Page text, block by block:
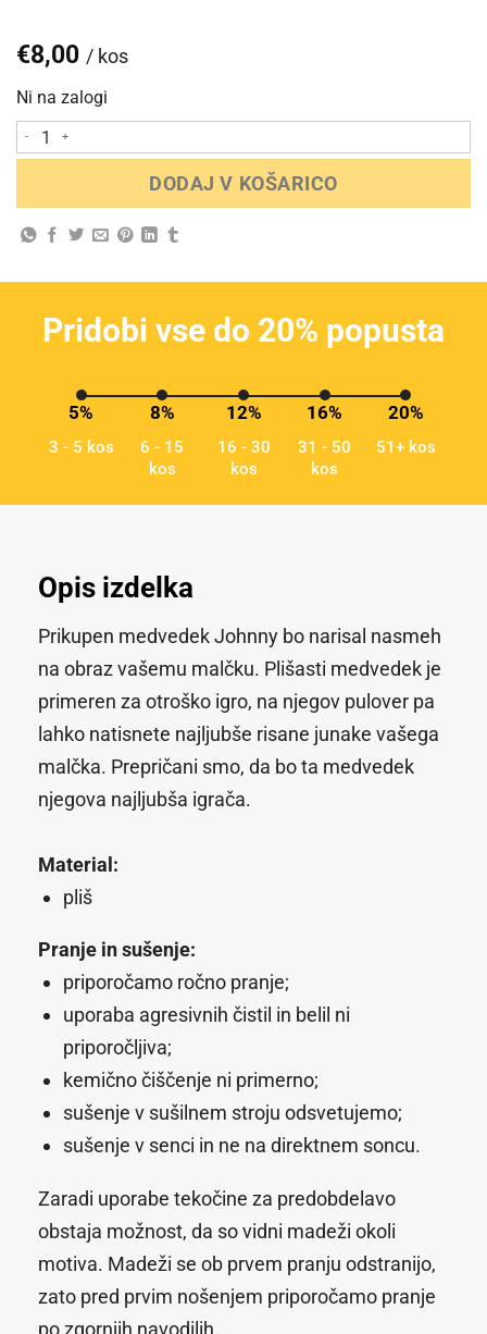
€8,00 / kos
Ni na zalogi
Medvedek Johnny količina
DODAJ V KOŠARICO
Pridobi vse do 20% popusta
5%
3 - 5 kos
8%
6 - 15
kos
12%
16 - 30
kos
16%
31 - 50
kos
20%
51+ kos
Opis izdelka
Prikupen medvedek Johnny bo narisal nasmeh
na obraz vašemu malčku. Plišasti medvedek je
primeren za otroško igro, na njegov pulover pa
lahko natisnete najljubše risane junake vašega
malčka. Prepričani smo, da bo ta medvedek
njegova najljubša igrača.
Material:
pliš
Pranje in sušenje:
priporočamo ročno pranje;
uporaba agresivnih čistil in belil ni
priporočljiva;
kemično čiščenje ni primerno;
sušenje v sušilnem stroju odsvetujemo;
sušenje v senci in ne na direktnem soncu.
Zaradi uporabe tekočine za predobdelavo
obstaja možnost, da so vidni madeži okoli
motiva. Madeži se ob prvem pranju odstranijo,
zato pred prvim nošenjem priporočamo pranje
po zgornjih navodilih.